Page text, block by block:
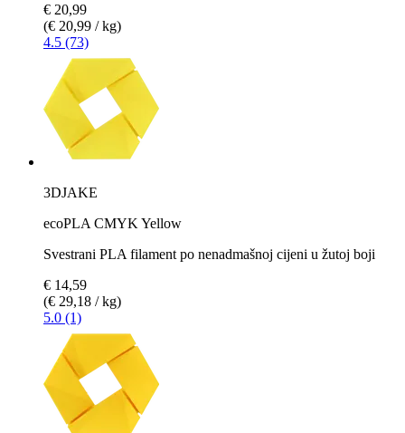
€ 20,99
(€ 20,99 / kg)
4.5 (73)
3DJAKE
ecoPLA CMYK Yellow
Svestrani PLA filament po nenadmašnoj cijeni u žutoj boji
€ 14,59
(€ 29,18 / kg)
5.0 (1)